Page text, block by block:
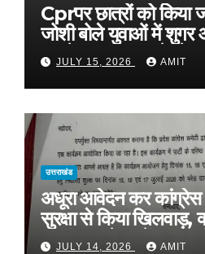
Cprपर छात्रों को किया
जोशी बोले युवाओं में शुगर
मामले, फास्ट फूड से रहे दूर
JULY 15, 2026 AMIT
उत्तराखंड
अधूरा आवेदन कर कांग्रेस
सुरक्षा से किया खिलवाड़,
ग्राउंड, आवेदन में बताया ही
JULY 14, 2026 AMIT